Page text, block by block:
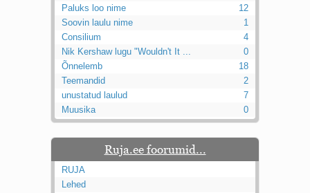
Paluks loo nime
12
Soovin laulu nime
1
Consilium
4
Nik Kershaw lugu "Wouldn't It ...
0
Õnnelemb
18
Teemandid
2
unustatud laulud
7
Muusika
0
Ruja.ee foorumid...
RUJA
Lehed